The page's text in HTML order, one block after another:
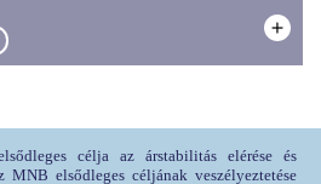
Nincs adatcélja az árstabilitás elérése és
MNB elsődleges céljának veszélyeztetése